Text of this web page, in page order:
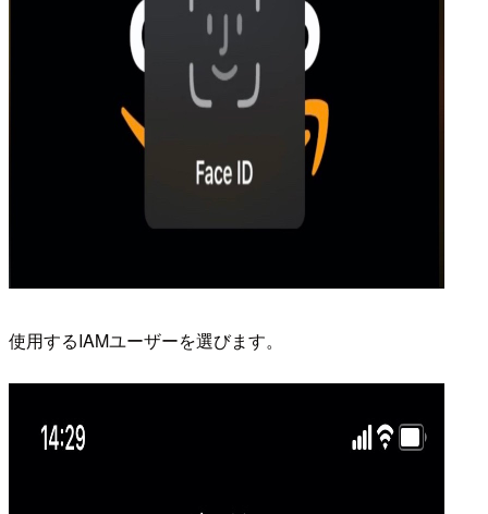
使用するIAMユーザーを選びます。